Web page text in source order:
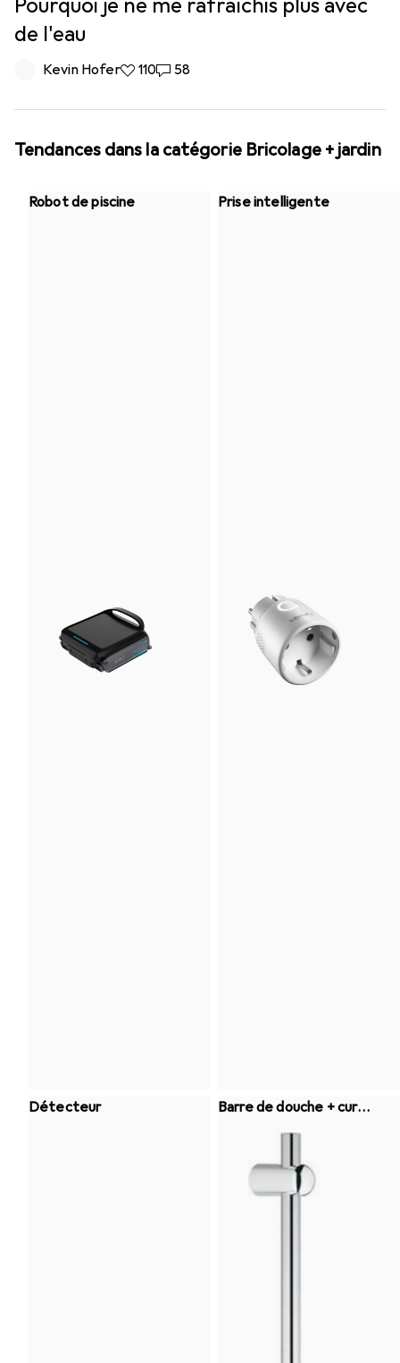
de l'eau
Kevin Hofer110 likes
11058 commentaires
58
Tendances dans la catégorie Bricolage + jardin
Robot de piscine Prise intelligente
Détecteur
Barre de douche + curs